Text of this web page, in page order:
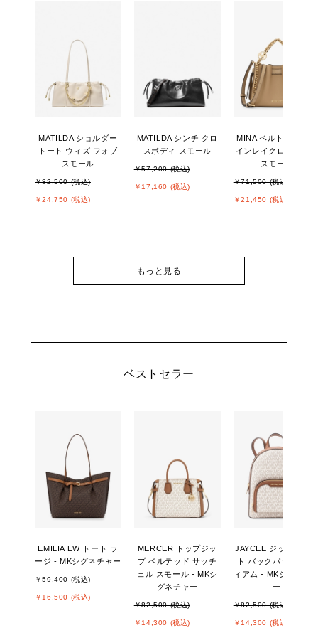
MATILDA ショルダー
トート ウィズ フォブ
スモール
￥82,500 (税込)
￥24,750 (税込)
MATILDA シンチ クロ
スボディ スモール
￥57,200 (税込)
￥17,160 (税込)
MINA ベルトチェーン
インレイクロスボディ
スモール
￥71,500 (税込)
￥21,450 (税込)
もっと見る
ベストセラー
EMILIA EW トート ラ
ージ - MKシグネチャー
￥59,400 (税込)
￥16,500 (税込)
MERCER トップジッ
プ ベルテッド サッチ
ェル スモール - MKシ
グネチャー
￥82,500 (税込)
￥14,300 (税込)
JAYCEE ジップポケッ
ト バックパック ミデ
ィアム - MKシグネチ
ー
￥82,500 (税込)
￥14,300 (税込)